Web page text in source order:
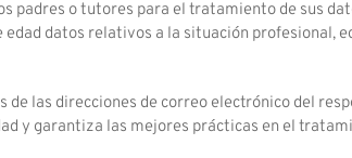
padres o tutores para el tratamiento de sus
datos relativos a la situación
las direcciones de correo electrónico del
y garantiza las mejores prácticas en el